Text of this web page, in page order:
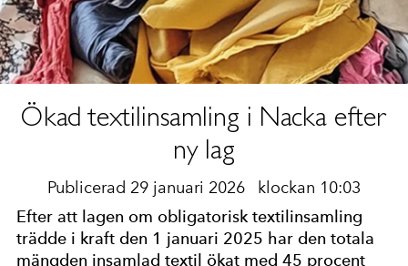
Ökad textilinsamling i Nacka efter
ny lag
Publicerad 29 januari 2026 klockan 10:03
Efter att lagen om obligatorisk textilinsamling
trädde i kraft den 1 januari 2025 har den totala
mängden insamlad textil ökat med 45 procent